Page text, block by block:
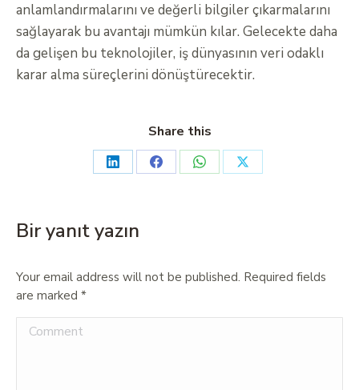
anlamlandırmalarını ve değerli bilgiler çıkarmalarını
sağlayarak bu avantajı mümkün kılar. Gelecekte daha
da gelişen bu teknolojiler, iş dünyasının veri odaklı
karar alma süreçlerini dönüştürecektir.
Share this
Bir yanıt yazın
Your email address will not be published. Required fields
are marked *
Comment